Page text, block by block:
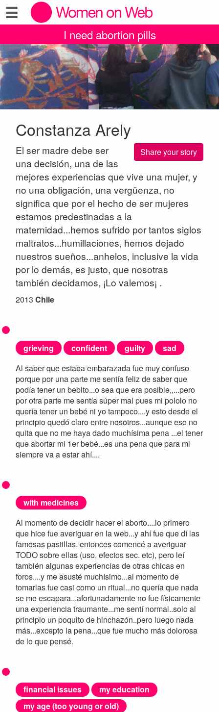
☰
I need abortion pills
Constanza Arely
Share your story
El ser madre debe ser
una decisión, una de las
mejores experiencias que vive una mujer, y
no una obligación, una vergüenza, no
significa que por el hecho de ser mujeres
estamos predestinadas a la
maternidad...hemos sufrido por tantos siglos
maltratos...humillaciones, hemos dejado
nuestros sueños...anhelos, inclusive la vida
por lo demás, es justo, que nosotras
también decidamos, ¡Lo valemos¡ .
2013 Chile
grieving confident guilty
sad
Al saber que estaba embarazada fue muy confuso
porque por una parte me sentía feliz de saber que
podía tener un bebito...o sea que era posible,,...pero
por otra parte me sentía súper mal pues mi pololo no
quería tener un bebé ni yo tampoco....y esto desde el
principio quedó claro entre nosotros...aunque eso no
quita que no me haya dado muchísima pena ...el tener
que abortar mi 1er bebé...es una pena que para mi
siempre va a estar ahí....
with medicines
Al momento de decidir hacer el aborto....lo primero
que hice fue averiguar en la web...y ahí fue que dí las
famosas pastillas. entonces comencé a averiguar
TODO sobre ellas (uso, efectos sec. etc), pero leí
también algunas experiencias de otras chicas en
foros....y me asusté muchísimo...al momento de
tomarlas fue casi como un ritual...no quería que nada
se me escapara...afortunadamente no fue físicamente
una experiencia traumante...me sentí normal..solo al
principio un poquito de hinchazón..pero luego nada
más...excepto la pena...que fue mucho más dolorosa
de lo que pensé.
financial issues
my education
my age (too young or old)